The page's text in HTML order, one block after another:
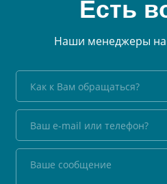
Есть
Наши менеджеры на